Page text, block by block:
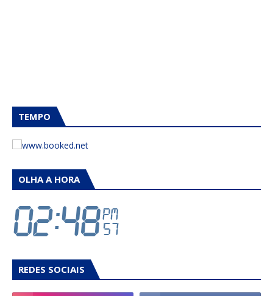
TEMPO
OLHA A HORA
REDES SOCIAIS